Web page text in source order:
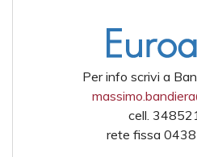
Per info scrivi a
cell.
rete fissa